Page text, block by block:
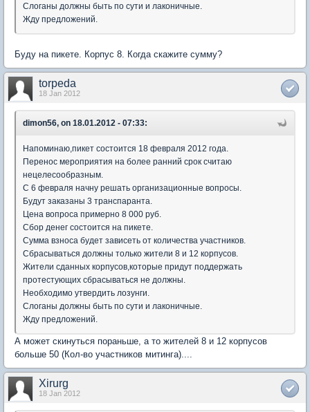
Слоганы должны быть по сути и лаконичные.
Жду предложений.
Буду на пикете. Корпус 8. Когда скажите сумму?
torpeda
18 Jan 2012
dimon56, on 18.01.2012 - 07:33:
Напоминаю,пикет состоится 18 февраля 2012 года.
Перенос мероприятия на более ранний срок считаю
нецелесообразным.
С 6 февраля начну решать организационные вопросы.
Будут заказаны 3 транспаранта.
Цена вопроса примерно 8 000 руб.
Сбор денег состоится на пикете.
Сумма взноса будет зависеть от количества участников.
Сбрасываться должны только жители 8 и 12 корпусов.
Жители сданных корпусов,которые придут поддержать
протестующих сбрасываться не должны.
Необходимо утвердить лозунги.
Слоганы должны быть по сути и лаконичные.
Жду предложений.
А может скинуться пораньше, а то жителей 8 и 12 корпусов
больше 50 (Кол-во участников митинга)....
Xirurg
18 Jan 2012